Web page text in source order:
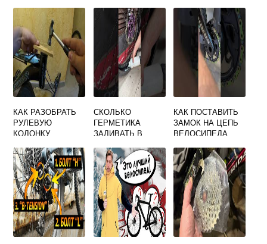
ПЕШЕХОДНЫЙ
ПЕРЕХОД ПДД
2021
КРЫШУ
АВТОМОБИЛЯ
КАК РАЗОБРАТЬ
РУЛЕВУЮ
КОЛОНКУ
СКОЛЬКО
ГЕРМЕТИКА
ЗАЛИВАТЬ В
ВЕЛОСИПЕДА 29
КАК ПОСТАВИТЬ
ЗАМОК НА ЦЕПЬ
ВЕЛОСИПЕДА